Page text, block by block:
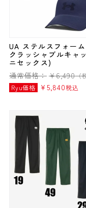
UA ステルスフォー
クラッシャブルキャ
ニセックス)
通常価格： ¥6,490（
Ryu価格
¥ 5,840税込